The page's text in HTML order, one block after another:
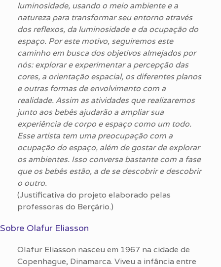
luminosidade, usando o meio ambiente e a
natureza para transformar seu entorno através
dos reflexos, da luminosidade e da ocupação do
espaço. Por este motivo, seguiremos este
caminho em busca dos objetivos almejados por
nós: explorar e experimentar a percepção das
cores, a orientação espacial, os diferentes planos
e outras formas de envolvimento com a
realidade. Assim as atividades que realizaremos
junto aos bebês ajudarão a ampliar sua
experiência decorpo e espaço como um todo.
Esse artista tem uma preocupação com a
ocupação do espaço, além de gostar de explorar
os ambientes. Isso conversa bastante com a fase
que os bebês estão, a de se descobrir e descobrir
o outro.
(Justificativa do projeto elaborado pelas
professoras do Berçário.)
Sobre Olafur Eliasson
Olafur Eliasson nasceu em 1967 na cidade de
Copenhague, Dinamarca. Viveu a infância entre